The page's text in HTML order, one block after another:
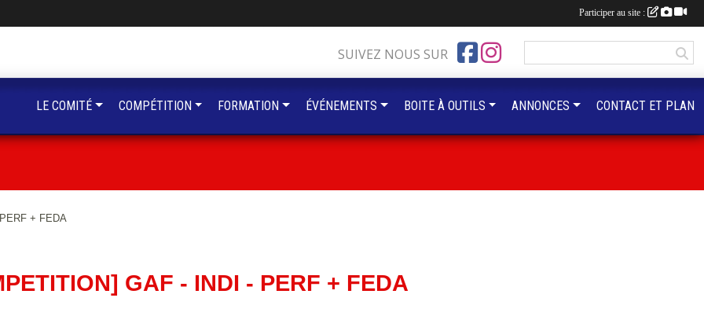
+ FEDA
GAF - INDI - PERF + FEDA
SUIVEZ NOUS SUR
LE COMITÉ COMPÉTITION FORMATION ÉVÉNEMENTS BOITE À OUTILS ANNONCES CONTACT ET PLAN
Participer au site :